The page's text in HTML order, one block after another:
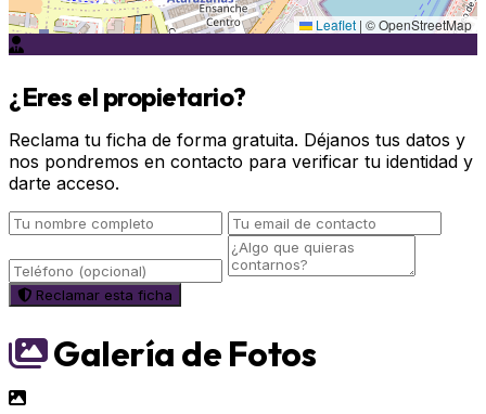
Leaflet | © OpenStreetMap
¿Eres el propietario?
Reclama tu ficha de forma gratuita. Déjanos tus datos y
nos pondremos en contacto para verificar tu identidad y
darte acceso.
Reclamar esta ficha
Galería de Fotos